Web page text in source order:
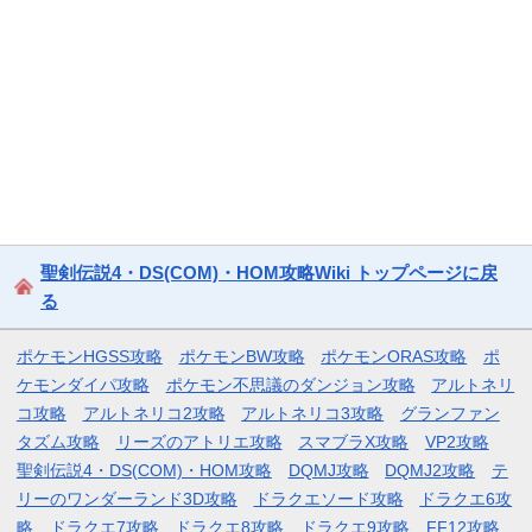
聖剣伝説4・DS(COM)・HOM攻略Wiki トップページに戻
る
ポケモンHGSS攻略 ポケモンBW攻略 ポケモンORAS攻略
ポ
ケモンダイパ攻略
ポケモン不思議のダンジョン攻略
アルトネリ
コ攻略
アルトネリコ2攻略 アルトネリコ3攻略
グランファン
タズム攻略
リーズのアトリエ攻略 スマブラX攻略
VP2攻略
聖剣伝説4・DS(COM)・HOM攻略
DQMJ攻略 DQMJ2攻略
テ
リーのワンダーランド3D攻略
ドラクエソード攻略
ドラクエ6攻
略
ドラクエ7攻略 ドラクエ8攻略 ドラクエ9攻略 FF12攻略